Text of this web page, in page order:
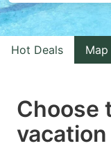
interact
with
the
select
a
Hot Deals Map
Choose